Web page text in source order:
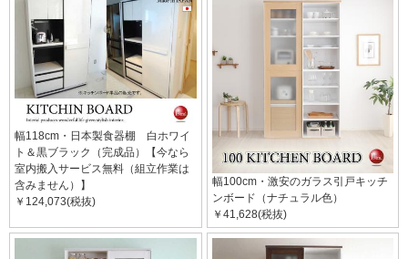
幅118cm・日本製食器棚 白ホワイ
ト＆黒ブラック（完成品）【今なら
室内搬入サービス無料（組立作業は
含みません）】
￥124,073(税抜)
幅100cm・激安のガラス引戸キッチ
ンボード（ナチュラル色）
￥41,628(税抜)